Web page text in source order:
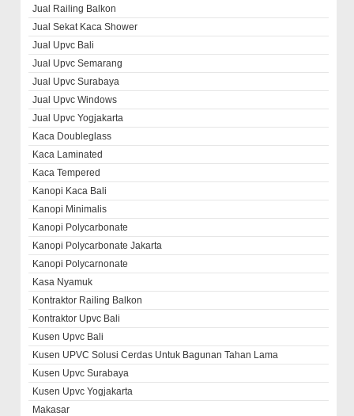
Jual Railing Balkon
Jual Sekat Kaca Shower
Jual Upvc Bali
Jual Upvc Semarang
Jual Upvc Surabaya
Jual Upvc Windows
Jual Upvc Yogjakarta
Kaca Doubleglass
Kaca Laminated
Kaca Tempered
Kanopi Kaca Bali
Kanopi Minimalis
Kanopi Polycarbonate
Kanopi Polycarbonate Jakarta
Kanopi Polycarnonate
Kasa Nyamuk
Kontraktor Railing Balkon
Kontraktor Upvc Bali
Kusen Upvc Bali
Kusen UPVC Solusi Cerdas Untuk Bagunan Tahan Lama
Kusen Upvc Surabaya
Kusen Upvc Yogjakarta
Makasar